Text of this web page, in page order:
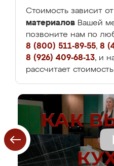
Стоимость зависит от
материалов Вашей
позвоните нам по
8 (800) 511-89-55, 8
8 (926) 409-68-13, и
рассчитает